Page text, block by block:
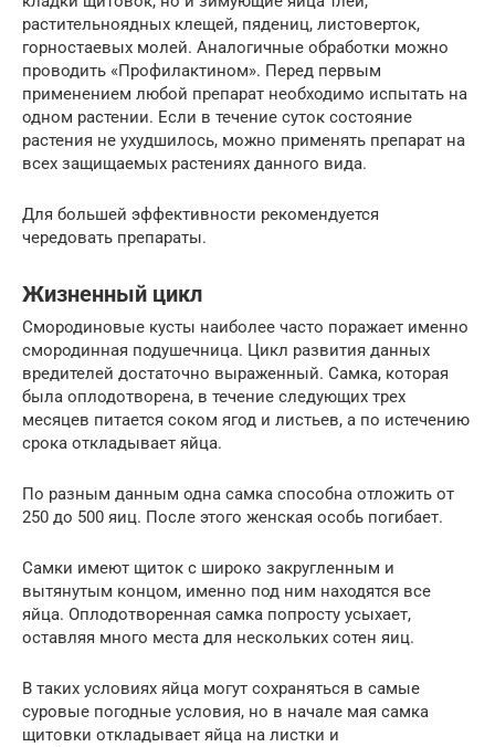
растительноядных клещей, пядениц, листоверток,
горностаевых молей. Аналогичные обработки можно
проводить «Профилактином». Перед первым
применением любой препарат необходимо испытать на
одном растении. Если в течение суток состояние
растения не ухудшилось, можно применять препарат на
всех защищаемых растениях данного вида.
Для большей эффективности рекомендуется
чередовать препараты.
Жизненный цикл
Смородиновые кусты наиболее часто поражает именно
смородинная подушечница. Цикл развития данных
вредителей достаточно выраженный. Самка, которая
была оплодотворена, в течение следующих трех
месяцев питается соком ягод и листьев, а по истечению
срока откладывает яйца.
По разным данным одна самка способна отложить от
250 до 500 яиц. После этого женская особь погибает.
Самки имеют щиток с широко закругленным и
вытянутым концом, именно под ним находятся все
яйца. Оплодотворенная самка попросту усыхает,
оставляя много места для нескольких сотен яиц.
В таких условиях яйца могут сохраняться в самые
суровые погодные условия, но в начале мая самка
щитовки откладывает яйца на листки и